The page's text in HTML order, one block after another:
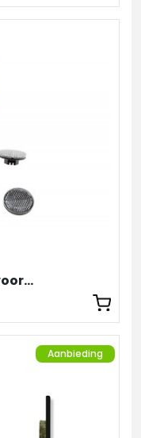
Reflector voor Family wit (voorzijde)
Aanbieding